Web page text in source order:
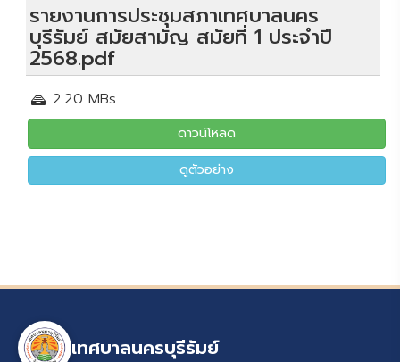
รายงานการประชุมสภาเทศบาลนคร
บุรีรัมย์ สมัยสามัญ สมัยที่ 1 ประจำปี
2568.pdf
2.20 MBs
ดาวน์โหลด
ดูตัวอย่าง
เทศบาลนครบุรีรัมย์